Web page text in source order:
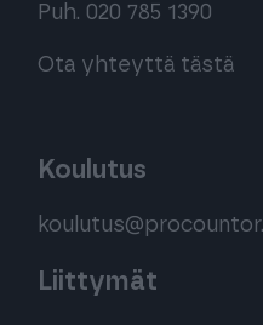
Puh. 020 785 1390
Ota yhteyttä tästä
Koulutus
Liittymät